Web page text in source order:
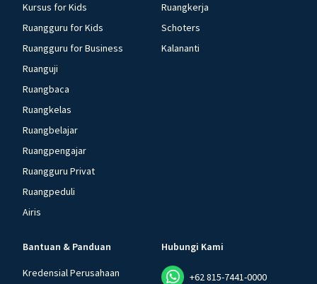
Kursus for Kids
Ruangguru for Kids
Ruangguru for Business
Ruanguji
Ruangbaca
Ruangkelas
Ruangbelajar
Ruangpengajar
Ruangguru Privat
Ruangpeduli
Airis
Ruangkerja
Schoters
Kalananti
Bantuan & Panduan
Kredensial Perusahaan
Hubungi Kami
+62 815-7441-0000